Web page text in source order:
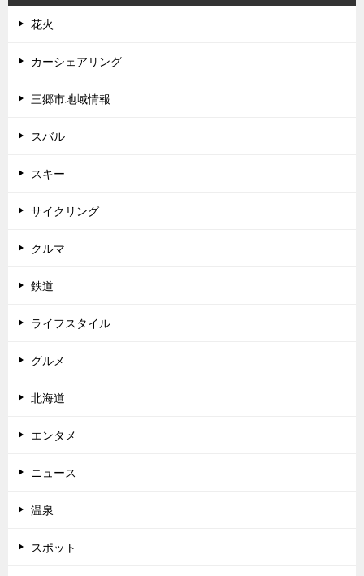
花火
カーシェアリング
三郷市地域情報
スバル
スキー
サイクリング
クルマ
鉄道
ライフスタイル
グルメ
北海道
エンタメ
ニュース
温泉
スポット